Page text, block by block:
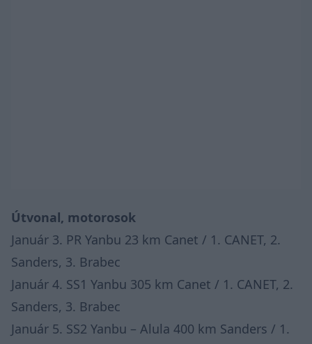
Útvonal, motorosok
Január 3. PR Yanbu 23 km Canet / 1. CANET, 2.
Sanders, 3. Brabec
Január 4. SS1 Yanbu 305 km Canet / 1. CANET, 2.
Sanders, 3. Brabec
Január 5. SS2 Yanbu – Alula 400 km Sanders / 1.